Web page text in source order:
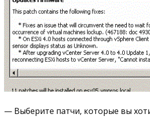
— Выберите патчи, которые вы